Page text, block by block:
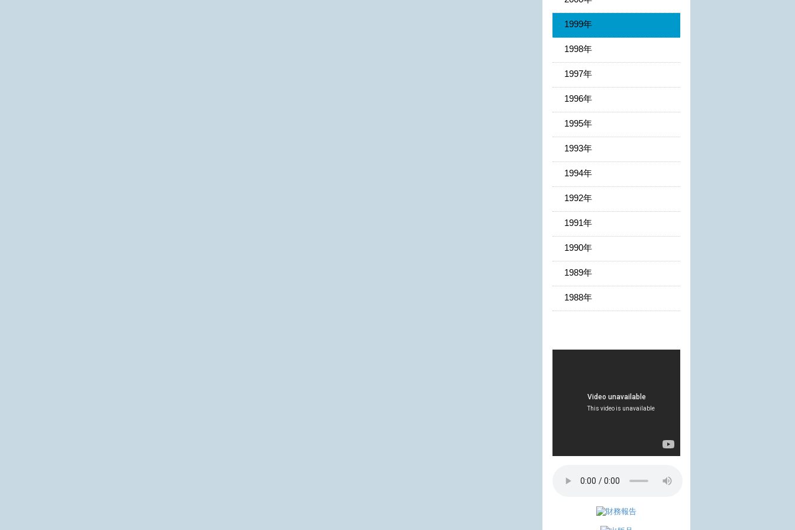
1999年
1998年
1997年
1996年
1995年
1993年
1994年
1992年
1991年
1990年
1989年
1988年